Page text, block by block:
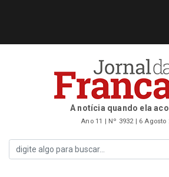
A notícia quando ela
Ano 11 | Nº 3932 | 6 Agosto